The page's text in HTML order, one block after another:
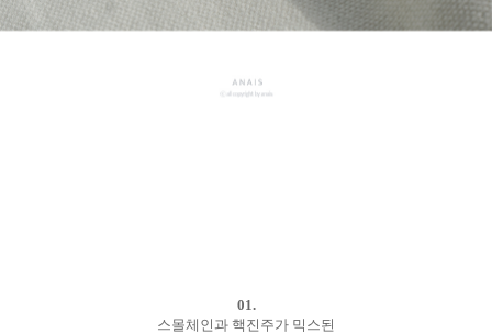
01.
스몰체인과 핵진주가 믹스된